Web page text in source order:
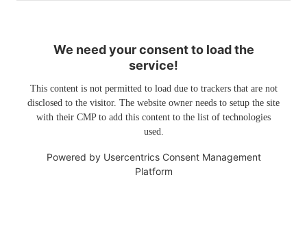
We need your consent to load the
service!
This content is not permitted to load due to trackers that are not
disclosed to the visitor. The website owner needs to setup the site
with their CMP to add this content to the list of technologies
used.
Powered by Usercentrics Consent Management
Platform